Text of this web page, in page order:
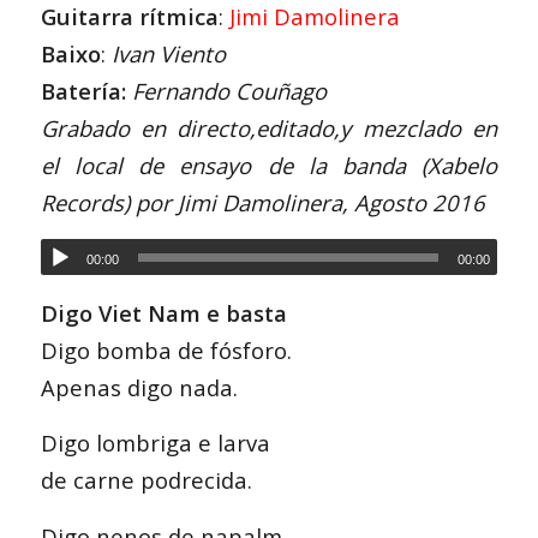
Guitarra rítmica: Jimi Damolinera
Baixo: Ivan Viento
Batería: Fernando Couñago
Grabado en directo,editado,y mezclado en
el local de ensayo de la banda (Xabelo
Records) por Jimi Damolinera, Agosto 2016
00:00 00:00
Digo Viet Nam e basta
Digo bomba de fósforo.
Apenas digo nada.
Digo lombriga e larva
de carne podrecida.